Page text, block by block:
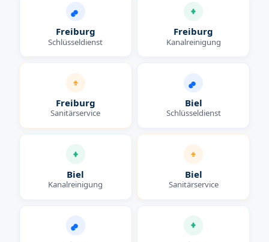
Freiburg
Schlüsseldienst
Freiburg
Kanalreinigung
Freiburg
Sanitärservice
Biel
Schlüsseldienst
Biel
Kanalreinigung
Biel
Sanitärservice